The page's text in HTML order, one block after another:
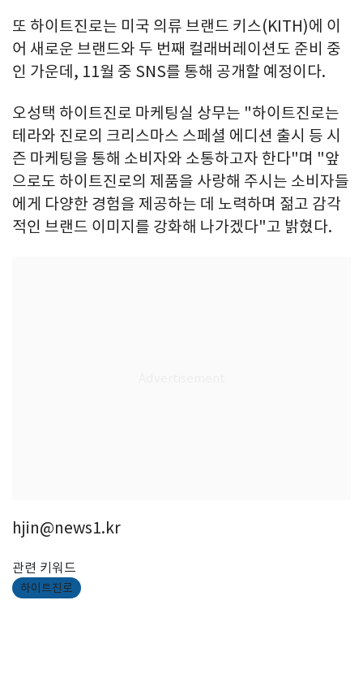
또 하이트진로는 미국 의류 브랜드 키스(KITH)에 이
어 새로운 브랜드와 두 번째 컬래버레이션도 준비 중
인 가운데, 11월 중 SNS를 통해 공개할 예정이다.
오성택 하이트진로 마케팅실 상무는 "하이트진로는
테라와 진로의 크리스마스 스페셜 에디션 출시 등 시
즌 마케팅을 통해 소비자와 소통하고자 한다"며 "앞
으로도 하이트진로의 제품을 사랑해 주시는 소비자들
에게 다양한 경험을 제공하는 데 노력하며 젊고 감각
적인 브랜드 이미지를 강화해 나가겠다"고 밝혔다.
hjin@news1.kr
관련 키워드
하이트진로